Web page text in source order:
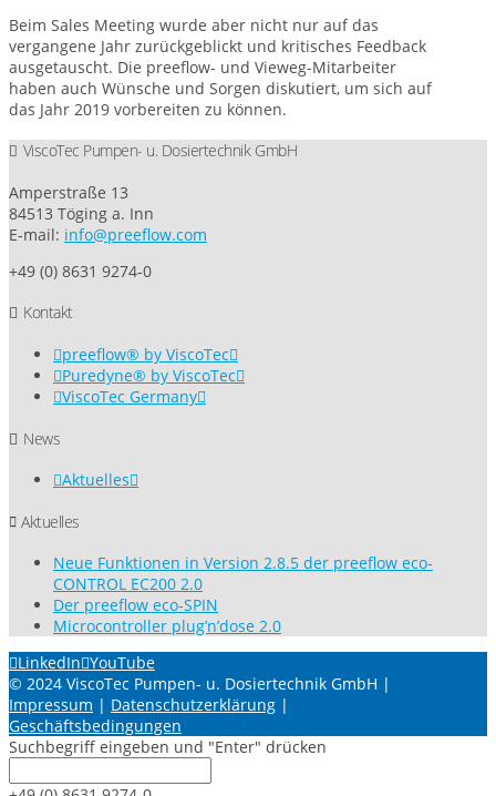
Beim Sales Meeting wurde aber nicht nur auf das
vergangene Jahr zurückgeblickt und kritisches Feedback
ausgetauscht. Die preeflow- und Vieweg-Mitarbeiter
haben auch Wünsche und Sorgen diskutiert, um sich auf
das Jahr 2019 vorbereiten zu können.
ViscoTec Pumpen- u. Dosiertechnik GmbH
Amperstraße 13
84513 Töging a. Inn
E-mail: info@preeflow.com
+49 (0) 8631 9274-0
Kontakt
preeflow® by ViscoTec
Puredyne® by ViscoTec
ViscoTec Germany
News
Aktuelles
Aktuelles
Neue Funktionen in Version 2.8.5 der preeflow eco-
CONTROL EC200 2.0
Der preeflow eco-SPIN
Microcontroller plug’n’dose 2.0
LinkedIn YouTube
© 2024 ViscoTec Pumpen- u. Dosiertechnik GmbH |
Impressum | Datenschutzerklärung |
Geschäftsbedingungen
Suchbegriff eingeben und "Enter" drücken